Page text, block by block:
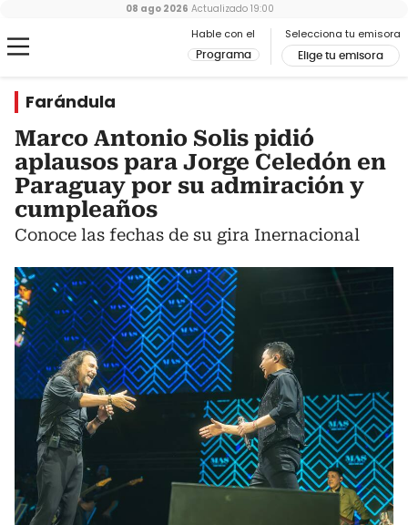
Hable con el
Programa
Selecciona tu emisora
Elige tu emisora
08 ago 2026 Actualizado 19:00
Farándula
Marco Antonio Solis pidió
aplausos para Jorge Celedón en
Paraguay por su admiración y
cumpleaños
Conoce las fechas de su gira Inernacional